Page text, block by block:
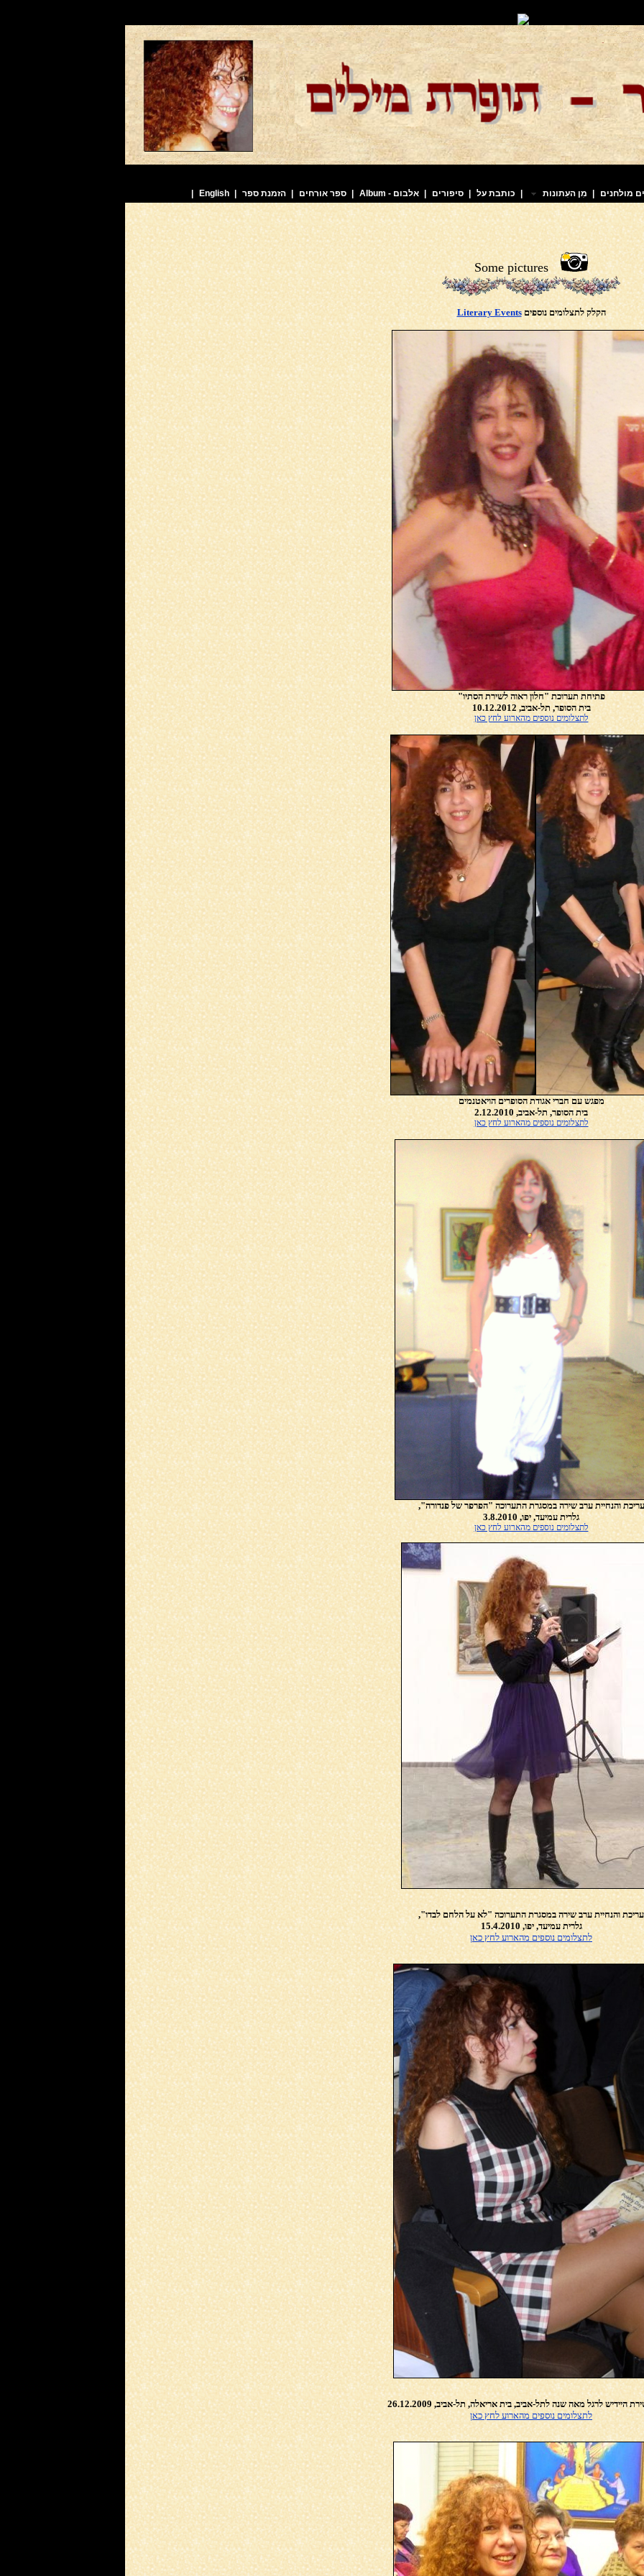
מולחנים מִן העִתונות כותבת על סיפורים אלבום - Album ספר אורחים הזמנת ספר English
Some pictures
הקלק לתצלומים נוספים Literary Events
פתיחת תערוכת "חלון ראוה לשירת הסתיו"
בית הסופר, תל-אביב, 10.12.2012
לתצלומים נוספים מהארוע לחץ כאן
מפגש עם חברי אגודת הסופרים הויאטנמים
בית הסופר, תל-אביב, 2.12.2010
לתצלומים נוספים מהארוע לחץ כאן
עריכת והנחיית ערב שירה במסגרת התערוכה "הפרפר של פנדורה",
גלרית עמיעד, יפו, 3.8.2010
לתצלומים נוספים מהארוע לחץ כאן
עריכת והנחיית ערב שירה במסגרת התערוכה "לא על הלחם לבדו",
גלרית עמיעד, יפו, 15.4.2010
לתצלומים נוספים מהארוע לחץ כאן
היידיש לרגל מאה שנה לתל-אביב, בית אריאלה, תל-אביב, 26.12.2009
לתצלומים נוספים מהארוע לחץ כאן